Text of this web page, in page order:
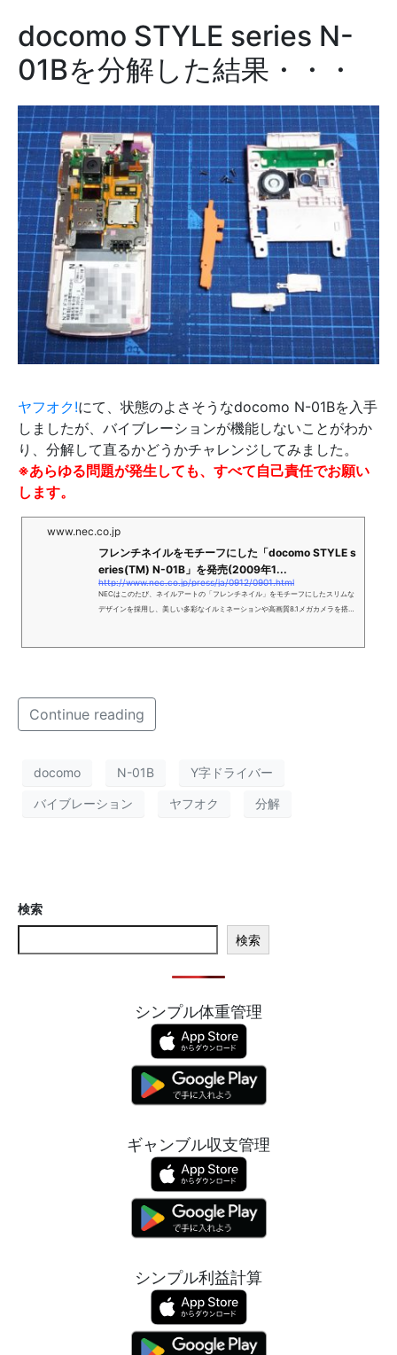
docomo STYLE series N-
01Bを分解した結果・・・
ヤフオク!にて、状態のよさそうなdocomo N-01Bを入手
しましたが、バイブレーションが機能しないことがわか
り、分解して直るかどうかチャレンジしてみました。
※あらゆる問題が発生しても、すべて自己責任でお願い
します。
www.nec.co.jp
フレンチネイルをモチーフにした「docomo STYLE s
eries(TM) N-01B」を発売(2009年1...
http://www.nec.co.jp/press/ja/0912/0901.html
NECはこのたび、ネイルアートの「フレンチネイル」をモチーフにしたスリムな
デザインを採用し、美しい多彩なイルミネーションや高画質8.1メガカメラを搭載
Continue reading
docomo N-01B Y字ドライバー
バイブレーション ヤフオク 分解
検索
検索
シンプル体重管理
ギャンブル収支管理
シンプル利益計算